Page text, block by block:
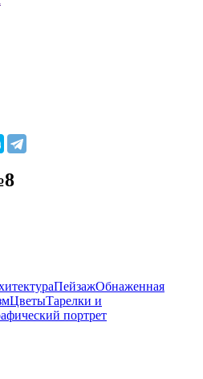
ПейзажОбнаженная
ЦветыТарелки и
портрет